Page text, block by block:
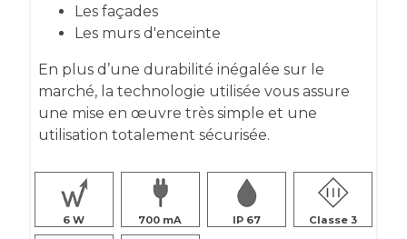
Les façades
Les murs d'enceinte
En plus d’une durabilité inégalée sur le
marché, la technologie utilisée vous assure
une mise en œuvre très simple et une
utilisation totalement sécurisée.
6 700 IP 67 Classe 3